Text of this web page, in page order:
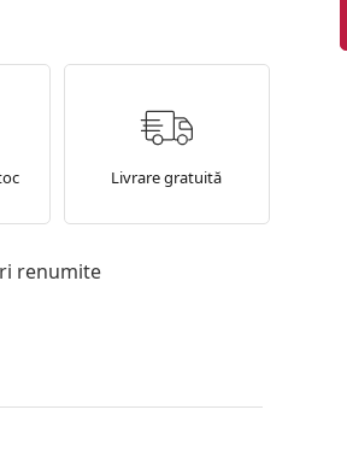
Livrare gratuită
renumite